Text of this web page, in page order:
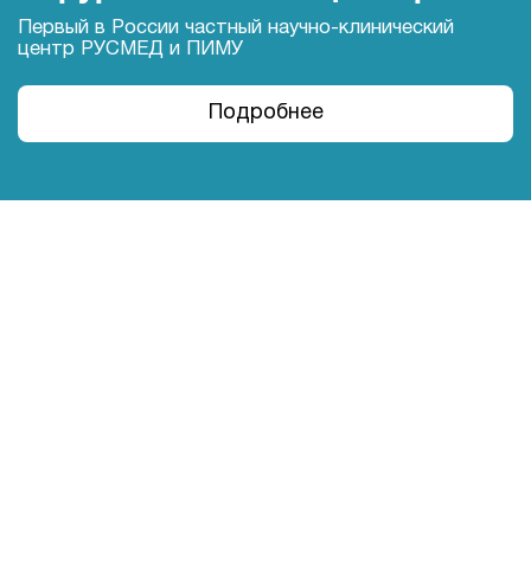
Первый в России частный научно-клинический
центр РУСМЕД и ПИМУ
Подробнее